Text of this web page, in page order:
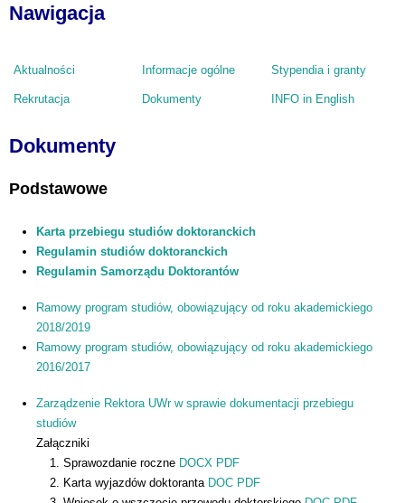
Nawigacja
Aktualności Informacje ogólne Stypendia i granty
Rekrutacja Dokumenty INFO in English
Dokumenty
Podstawowe
Karta przebiegu studiów doktoranckich
Regulamin studiów doktoranckich
Regulamin Samorządu Doktorantów
Ramowy program studiów, obowiązujący od roku akademickiego
2018/2019
Ramowy program studiów, obowiązujący od roku akademickiego
2016/2017
Zarządzenie Rektora UWr w sprawie dokumentacji przebiegu
studiów
Załączniki
Sprawozdanie roczne DOCX PDF
Karta wyjazdów doktoranta DOC PDF